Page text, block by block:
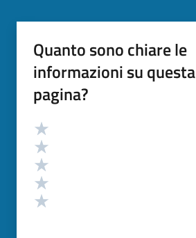
Quanto sono chiare le
informazioni su questa
pagina?
Valutazione